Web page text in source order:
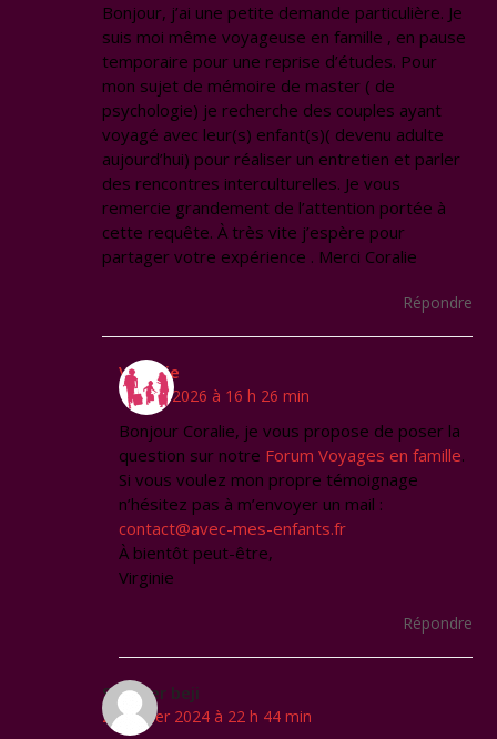
Bonjour, j’ai une petite demande particulière. Je
suis moi même voyageuse en famille , en pause
temporaire pour une reprise d’études. Pour
mon sujet de mémoire de master ( de
psychologie) je recherche des couples ayant
voyagé avec leur(s) enfant(s)( devenu adulte
aujourd’hui) pour réaliser un entretien et parler
des rencontres interculturelles. Je vous
remercie grandement de l’attention portée à
cette requête. À très vite j’espère pour
partager votre expérience . Merci Coralie
Répondre
Virginie
18 mai 2026 à 16 h 26 min
Bonjour Coralie, je vous propose de poser la
question sur notre Forum Voyages en famille.
Si vous voulez mon propre témoignage
n’hésitez pas à m’envoyer un mail :
contact@avec-mes-enfants.fr
À bientôt peut-être,
Virginie
Répondre
Skander beji
20 février 2024 à 22 h 44 min